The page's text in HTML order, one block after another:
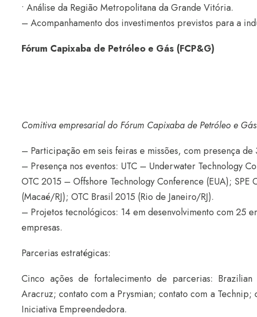
• Análise da Região Metropolitana da Grande Vitória.
– Acompanhamento dos investimentos previstos para a
Fórum Capixaba de Petróleo e Gás (FCP&G)
Comitiva empresarial do Fórum Capixaba de Petróleo e
– Participação em seis feiras e missões, com presença de
– Presença nos eventos: UTC – Underwater Technology
OTC 2015 – Offshore Technology Conference (EUA);
(Macaé/RJ); OTC Brasil 2015 (Rio de Janeiro/RJ).
– Projetos tecnológicos: 14 em desenvolvimento com 25
empresas.
Parcerias estratégicas:
Cinco ações de fortalecimento de parcerias:
Aracruz; contato com a Prysmian; contato com a
Iniciativa Empreendedora.